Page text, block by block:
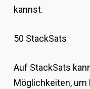
kannst.
50 StackSats
Auf StackSats
Möglichkeiten,